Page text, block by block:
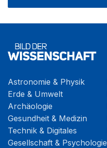
Astronomie & Physik
Erde & Umwelt
Archäologie
Gesundheit & Medizin
Technik & Digitales
Gesellschaft & Psychologie